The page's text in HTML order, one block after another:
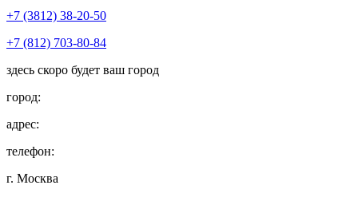
+7 (3812) 38-20-50
+7 (812) 703-80-84
здесь скоро будет ваш город
город:
адрес:
телефон:
г. Москва